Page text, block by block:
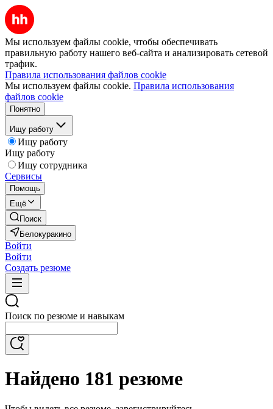
Мы используем файлы cookie, чтобы обеспечивать
правильную работу нашего веб-сайта и анализировать сетевой
трафик.
Правила использования файлов cookie
Мы используем файлы cookie. Правила использования
файлов cookie
Понятно
Ищу работу
Ищу работу
Ищу работу
Ищу сотрудника
Сервисы
Помощь
Ещё
Поиск
Белокуракино
Войти
Войти
Создать резюме
Поиск по резюме и навыкам
Найдено 181 резюме